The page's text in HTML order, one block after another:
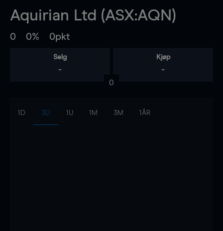
Aquirian Ltd (ASX:AQN)
0 0% 0pkt
Selg
-
Kjøp
-
0
1D 3D 1U 1M 3M 1ÅR